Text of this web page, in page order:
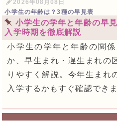
2026年08月08日
小学生の年齢は？3種の早見表
小学生の学年と年齢の早
入学時期を徹底解説
小学生の学年と年齢の関
か、早生まれ・遅生まれの
りやすく解説。今年生まれ
入学するかもすぐ確認できま